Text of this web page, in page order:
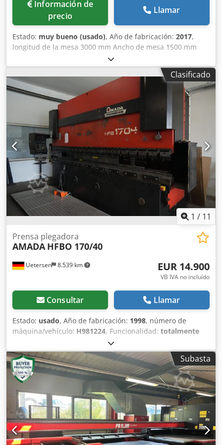
Información de
precio
Llamar
Estado: muy bueno (usado), Año de fabricación: 2017,
longitud de la mesa 3000 mm Ancho de mesa 1500 mm
cabezales de quemador 1 Control FANUC AF3500i-C
requisito de potencia total 3,5 kW Peso de la máquina
aprox. 12,5 t Requerimientos de espacio aprox. 12300 x
6000 x 2200 m Dodevwgu Dspfx Aixekr Modelo: Amada
LCG3015 3,5kw Resonador láser: AF3500i-C Cambiador de
palets: LST 3015 Serie G Ejes controlados: ejes X, Y, Z (tres
ejes controlados simultáneamente) Recorrido del eje: 3070
x 1550 x 100 mm (eje Z) Espesor máximo del material Acero
estructural de 20 mm Acero inoxidable de 10 mm Aluminio
de 8 mm (A5052) Dimensiones máximas de procesamiento:
3070 mm x 1550 mm Velocidad máxima de alimentación
simultánea: X/Y, 170 m/min Precisión de posicionamiento:
+/- 0,01 mm Masa máxima del material: 920 kg Potencia
nominal: 3500W Altura de la superficie de trabajo: 840 mm
Ancho de la máquina 2840mm Altura de la máquina 2166
mm Peso de la máquina 8.200 kg
Clasificado
1 / 11
Uetersen 8.539 km
Prensa plegadora
AMADA HFBO 170/40
EUR 14.900
VB IVA no incluído
Consultar Llamar
Estado: usado, Año de fabricación: 1998, número de
máquina/vehículo: H981224, Funcionalidad: totalmente
11 kW (14,96 CV)
170 t, carrera:180 mm, velocidad de funcionamiento:8
mm/s, velocidad de retroceso:80 mm/s, ancho de la
mesa:180 mm, longitud de la mesa:4.230 mm, altura de
la mesa:
, profundidad de garganta:410 mm,
espacio libre entre las columnas:3.760 mm, capacidad del
depósito de aceite:150 l, longitud total: 4.500 mm, ancho
total:2.200 mm, altura total: 2.900 mm, peso total: 13 kg,
Equipamiento:Marcado CE, barrera fotoeléctrica de
seguridad, documentación / manual, Esta máquina aún
Subasta